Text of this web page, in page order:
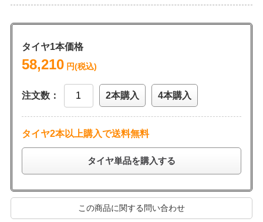
タイヤ1本価格
58,210円(税込)
注文数： 2本購入 4本購入
タイヤ2本以上購入で送料無料
タイヤ単品を購入する
この商品に関する問い合わせ